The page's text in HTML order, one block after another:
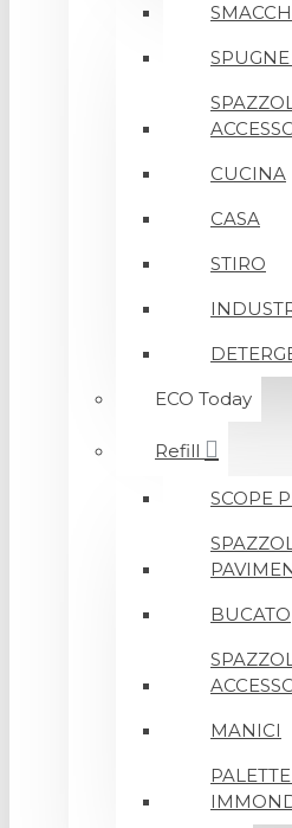
CUCINA
CASA
STIRO
ECO Today
Refill
SCOPE
BUCATO
MANICI